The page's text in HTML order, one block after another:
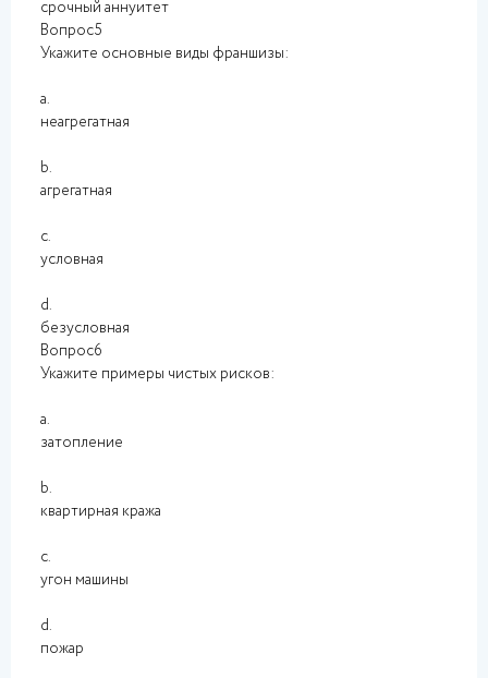
срочный аннуитет
Вопрос5
Укажите основные виды франшизы:
a.
неагрегатная
b.
агрегатная
c.
условная
d.
безусловная
Вопрос6
Укажите примеры чистых рисков:
a.
затопление
b.
квартирная кража
c.
угон машины
d.
пожар